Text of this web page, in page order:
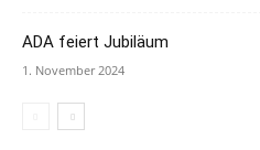
ADA feiert Jubiläum
1. November 2024